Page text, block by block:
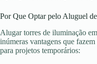
Por Que Optar pelo Aluguel
Alugar torres de iluminação
inúmeras vantagens que
para projetos temporários: